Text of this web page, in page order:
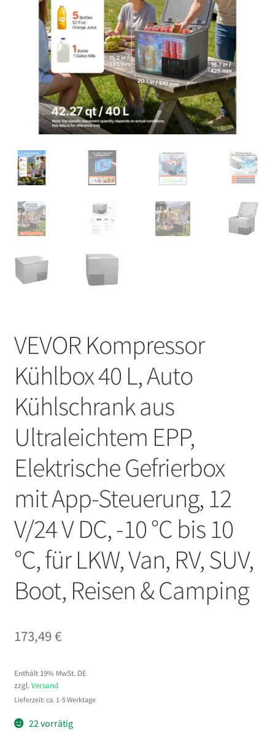
VEVOR Kompressor
Kühlbox 40 L, Auto
Kühlschrank aus
Ultraleichtem EPP,
Elektrische Gefrierbox
mit App-Steuerung, 12
V/24 V DC, -10 °C bis 10
°C, für LKW, Van, RV, SUV,
Boot, Reisen & Camping
173,49€
Enthält 19% MwSt. DE
zzgl. Versand
Lieferzeit: ca. 1-5 Werktage
22 vorrätig